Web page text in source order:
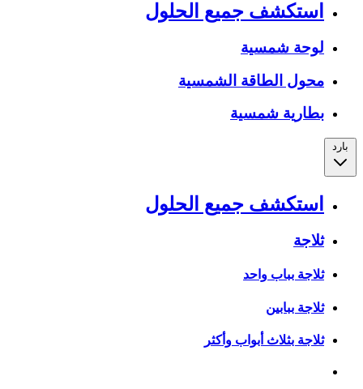
استكشف جميع الحلول
لوحة شمسية
محول الطاقة الشمسية
بطارية شمسية
بارد
استكشف جميع الحلول
ثلاجة
ثلاجة بباب واحد
ثلاجة ببابين
ثلاجة بثلاث أبواب وأكثر